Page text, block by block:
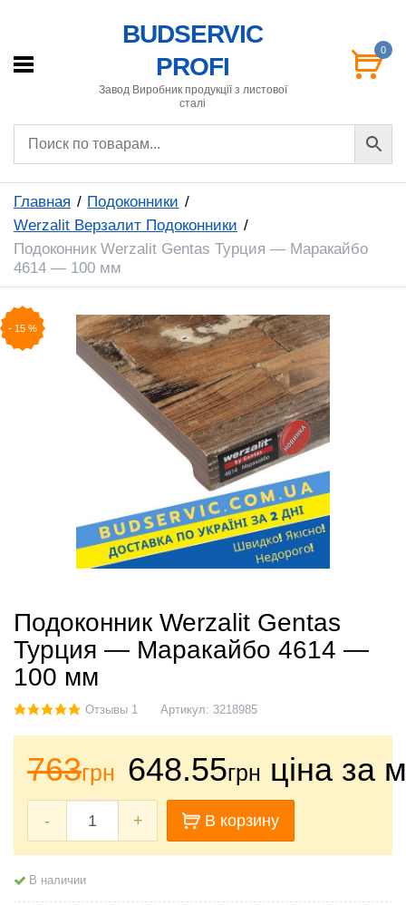
BUDSERVIC
PROFI
Завод Виробник продукції з листової
сталі
0
Главная
Подоконники
Werzalit Верзалит Подоконники
Подоконник Werzalit Gentas Турция — Маракайбо
4614 — 100 мм
- 15 %
Подоконник Werzalit Gentas
Турция — Маракайбо 4614 —
100 мм
Отзывы 1 Артикул: 3218985
763грн 648.55грн ціна за
- + В корзину
В наличии